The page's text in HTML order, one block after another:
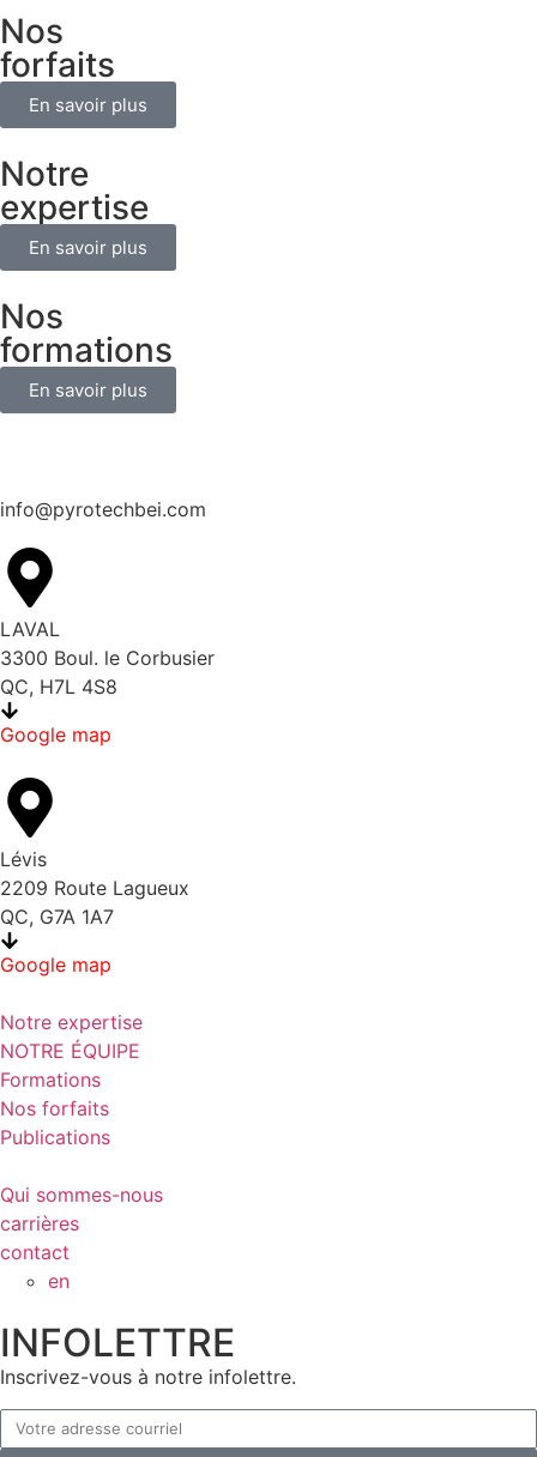
Nos
forfaits
En savoir plus
Notre
expertise
En savoir plus
Nos
formations
En savoir plus
info@pyrotechbei.com
LAVAL
3300 Boul. le Corbusier
QC, H7L 4S8
Google map
Lévis
2209 Route Lagueux
QC, G7A 1A7
Google map
Notre expertise
NOTRE ÉQUIPE
Formations
Nos forfaits
Publications
Qui sommes-nous
carrières
contact
en
INFOLETTRE
Inscrivez-vous à notre infolettre.